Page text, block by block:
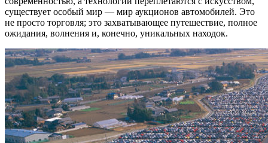
существует особый мир — мир аукционов автомобилей. Это
не просто торговля; это захватывающее путешествие, полное
ожидания, волнения и, конечно, уникальных находок.